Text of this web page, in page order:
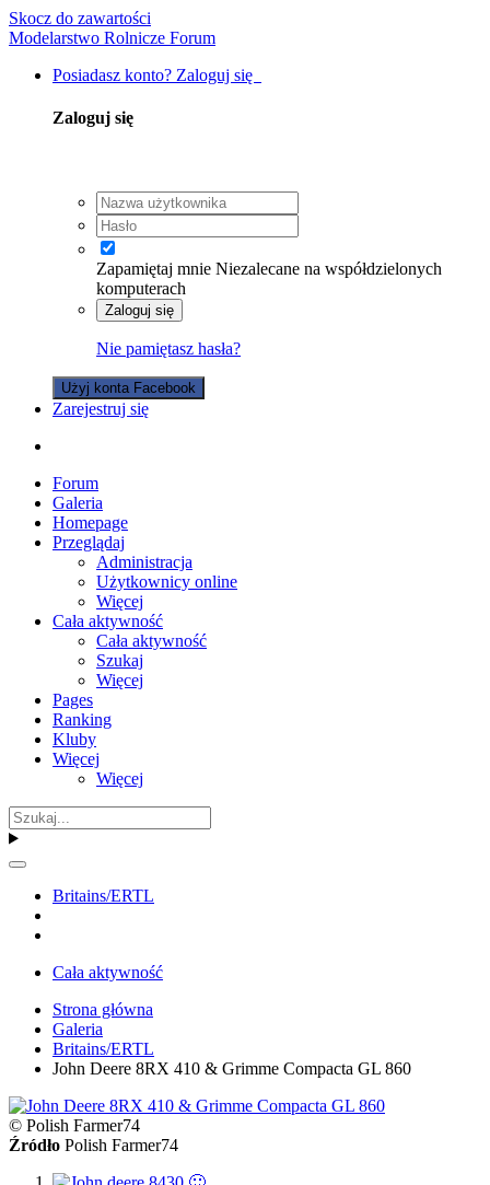
Skocz do zawartości
Modelarstwo Rolnicze Forum
Posiadasz konto? Zaloguj się
Zaloguj się
Zapamiętaj mnie Niezalecane na współdzielonych
komputerach
Zaloguj się
Nie pamiętasz hasła?
Użyj konta Facebook
Zarejestruj się
Forum
Galeria
Homepage
Przeglądaj
Administracja
Użytkownicy online
Więcej
Cała aktywność
Cała aktywność
Szukaj
Więcej
Pages
Ranking
Kluby
Więcej
Więcej
Britains/ERTL
Cała aktywność
Strona główna
Galeria
Britains/ERTL
John Deere 8RX 410 & Grimme Compacta GL 860
© Polish Farmer74
Źródło Polish Farmer74